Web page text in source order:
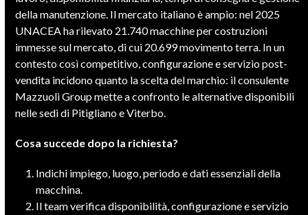
della manutenzione. Il mercato italiano è ampio: nel 2025
UNACEA ha rilevato 21.740 macchine per costruzioni
immesse sul mercato, di cui 20.699 movimento terra. In un
contesto così competitivo, configurazione e servizio post-
vendita incidono quanto la scelta del marchio: il consulente
Mazzuoli Group mette a confronto le alternative disponibili
nelle sedi di Pitigliano e Viterbo.
Cosa succede dopo la richiesta?
Indichi impiego, luogo, periodo e dati essenziali della
macchina.
Il team verifica disponibilità, configurazione e servizio